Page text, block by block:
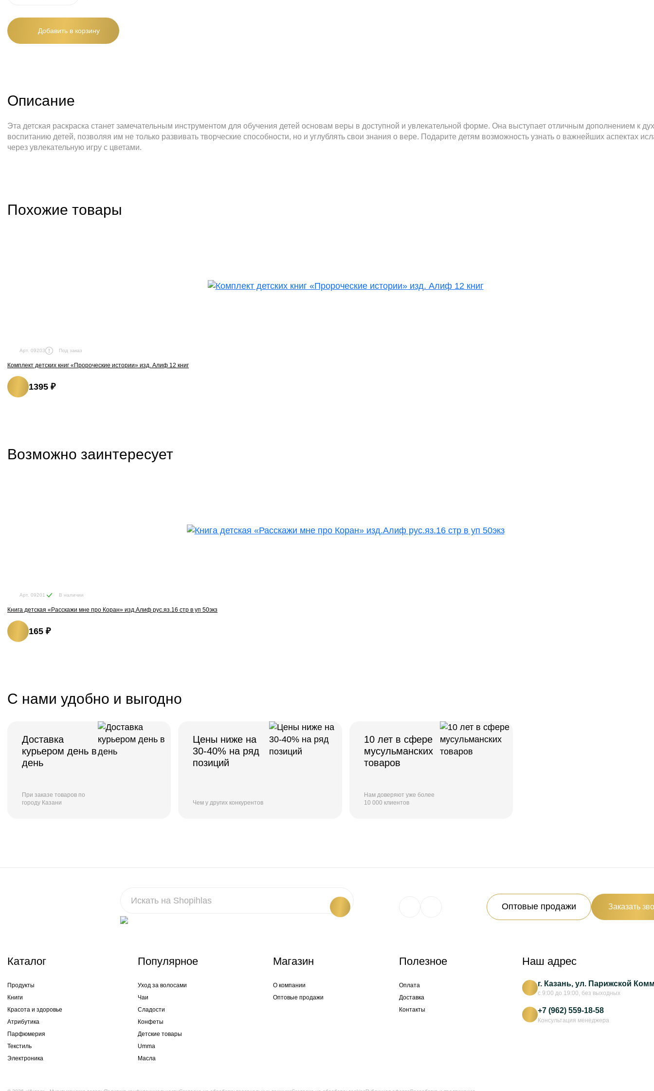
Добавить в корзину
Описание
Эта детская раскраска станет замечательным инструментом для обучения детей основам веры в доступной и увлекательной форме. Она выступает отличным дополнением к
воспитанию детей, позволяя им не только развивать творческие способности, но и углублять свои знания о вере. Подарите детям возможность узнать о важнейших аспектах
через увлекательную игру с цветами.
Похожие товары
Арт. 09203 Под заказ
Комплект детских книг «Пророческие истории» изд. Алиф 12 книг
1395 ₽
Возможно заинтересует
Арт. 09201 В наличии
Книга детская «Расскажи мне про Коран» изд.Алиф рус.яз.16 стр в уп 50экз
165 ₽
С нами удобно и выгодно
Доставка
курьером день в
день
При заказе товаров по
городу Казани
Цены ниже на
30-40% на ряд
позиций
Чем у других конкурентов
10 лет в сфере
мусульманских
товаров
Нам доверяют уже более
10 000 клиентов
Оптовые продажи Заказать
Каталог
Продукты
Книги
Красота и здоровье
Атрибутика
Парфюмерия
Текстиль
Электроника
Популярное
Уход за волосами
Чаи
Сладости
Конфеты
Детские товары
Umma
Масла
Магазин
О компании
Оптовые продажи
Полезное
Оплата
Доставка
Контакты
Наш адрес
г. Казань, ул. Парижской
с 9:00 до 19:00, без выходных
+7 (962) 559-18-58
Консультация менеджера